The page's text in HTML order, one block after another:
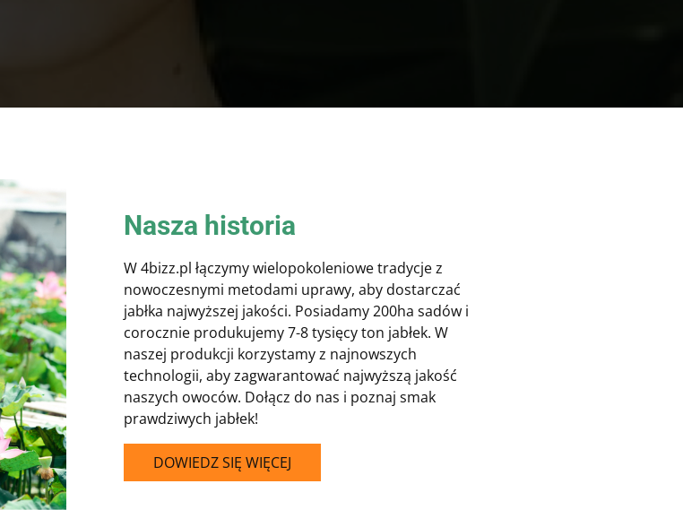
Nasza historia
W 4bizz.pl łączymy wielopokoleniowe tradycje z
nowoczesnymi metodami uprawy, aby dostarczać
jabłka najwyższej jakości. Posiadamy 200ha sadów i
corocznie produkujemy 7-8 tysięcy ton jabłek. W
naszej produkcji korzystamy z najnowszych
technologii, aby zagwarantować najwyższą jakość
naszych owoców. Dołącz do nas i poznaj smak
prawdziwych jabłek!
DOWIEDZ SIĘ WIĘCEJ